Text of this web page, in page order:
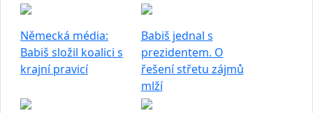
Německá média:
Babiš složil koalici s
krajní pravicí
Babiš jednal s
prezidentem. O
řešení střetu zájmů
mlží